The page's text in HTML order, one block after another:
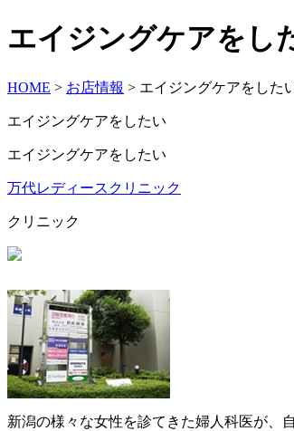
エイジングケアをし
HOME > お店情報 > エイジングケアをした
エイジングケアをしたい
エイジングケアをしたい
万代レディースクリニック
クリニック
新潟の様々な女性を診てきた婦人科医が、